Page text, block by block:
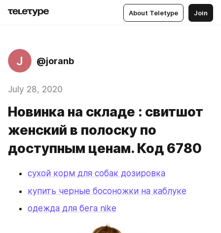
About Teletype Join
J @joranb
July 28, 2020
Новинка на складе : свитшот
женский в полоску по
доступным ценам. Код 6780
сухой корм для собак дозировка
купить черные босоножки на каблуке
одежда для бега nike